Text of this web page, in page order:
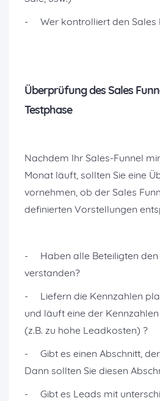
- Wer kontrolliert den Sales
Überprüfung des Sales
Testphase
Nachdem Ihr Sales-Funnel
Monat läuft, sollten Sie eine
vornehmen, ob der Sales
definierten Vorstellungen
- Haben alle Beteiligten den
verstanden?
- Liefern die Kennzahlen
und läuft eine der
(z.B. zu hohe Leadkosten) ?
- Gibt es einen Abschnitt,
Dann sollten Sie diesen
- Gibt es Leads mit